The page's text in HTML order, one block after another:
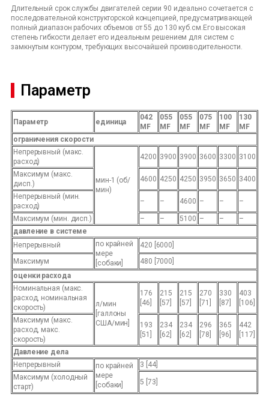
Длительный срок службы двигателей серии 90 идеально сочетается с
последовательной конструкторской концепцией, предусматривающей
полный диапазон рабочих объемов от 55 до 130 куб.см.Его высокая
степень гибкости делает его идеальным решением для систем с
замкнутым контуром, требующих высочайшей производительности.
Параметр
Параметр единица
042
MF
055
MF
055
MF
075
MF
100
MF
130
MF
ограничения скорости
Непрерывный (макс.
расход)
мин-1 (об/
мин)
4200 3900 3900 3600 3300 3100
Максимум (макс.
дисп.)
4600 4250 4250 3950 3650 3400
Непрерывный (мин.
расход)
– – 4600 – – –
Максимум (мин. дисп.) – – 5100 – –
–
давление в системе
Непрерывный
по крайней
мере
[собаки]
420 [6000]
Максимум
480 [7000]
оценки расхода
Номинальная (макс.
расход, номинальная
скорость)
л/мин
[галлоны
США/мин]
176
[46]
215
[57]
215
[57]
270
[71]
330
[87]
403
[106]
Максимум (макс.
расход, макс.
скорость)
193
[51]
234
[62]
234
[62]
296
[78]
365
[96]
442
[117]
Давление дела
Непрерывный
по крайней
мере
[собаки]
3 [44]
Максимум (холодный
старт)
5 [73]